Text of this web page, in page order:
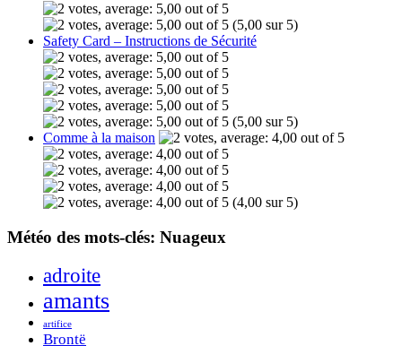
(5,00 sur 5)
Safety Card – Instructions de Sécurité
(5,00 sur 5)
Comme à la maison
(4,00 sur 5)
Météo des mots-clés: Nuageux
adroite
amants
artifice
Brontë